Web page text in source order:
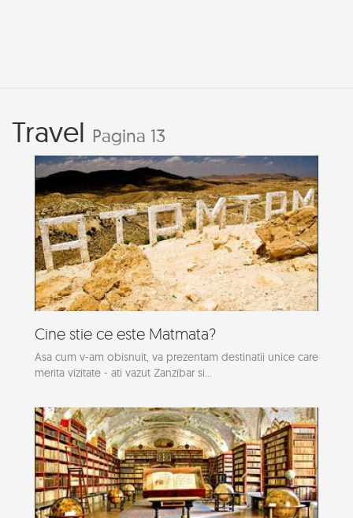
Travel Pagina 13
Cine stie ce este Matmata?
Asa cum v-am obisnuit, va prezentam destinatii unice care
merita vizitate - ati vazut Zanzibar si...